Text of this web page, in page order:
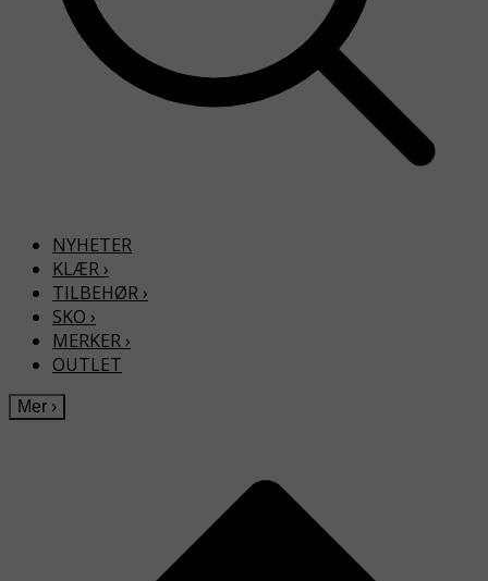
NYHETER
KLÆR›
TILBEHØR›
SKO ›
MERKER›
OUTLET
Mer ›